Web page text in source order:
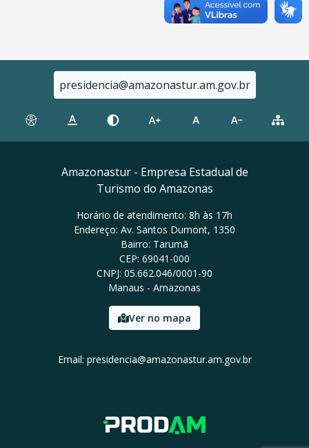
presidencia@amazonastur.am.gov.br
Amazonastur - Empresa Estadual de
Turismo do Amazonas
Horário de atendimento: 8h às 17h
Endereço: Av. Santos Dumont, 1350
Bairro: Tarumã
CEP: 69041-000
CNPJ: 05.662.046/0001-90
Manaus - Amazonas
Ver no mapa
Email: presidencia@amazonastur.am.gov.br